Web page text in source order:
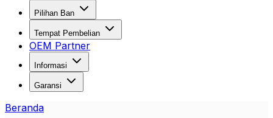
Pilihan Ban
Tempat Pembelian
OEM Partner
Informasi
Garansi
Beranda